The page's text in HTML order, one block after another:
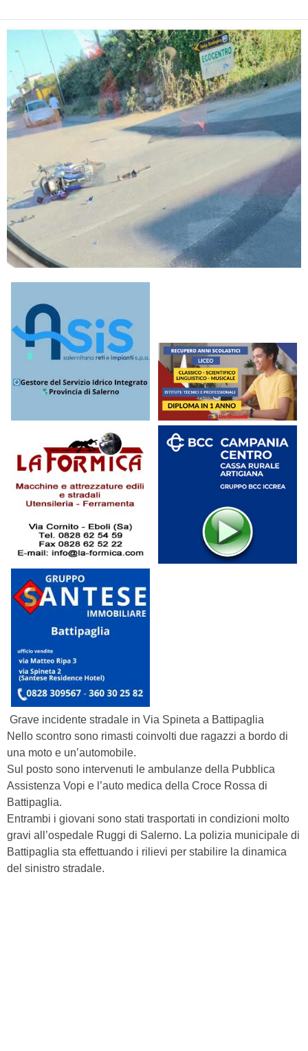
Grave incidente stradale in Via Spineta a Battipaglia
Nello scontro sono rimasti coinvolti due ragazzi a bordo di
una moto e un’automobile.
Sul posto sono intervenuti le ambulanze della Pubblica
Assistenza Vopi e l’auto medica della Croce Rossa di
Battipaglia.
Entrambi i giovani sono stati trasportati in condizioni molto
gravi all’ospedale Ruggi di Salerno. La polizia municipale di
Battipaglia sta effettuando i rilievi per stabilire la dinamica
del sinistro stradale.